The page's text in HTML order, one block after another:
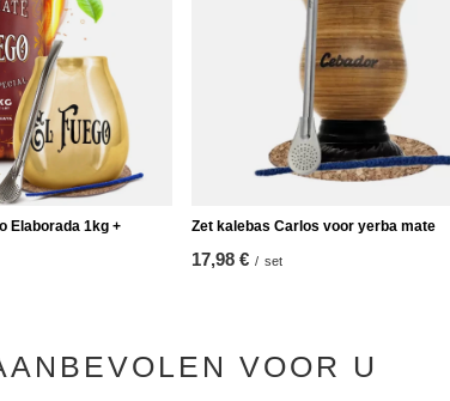
Elaborada 1kg +
Zet kalebas Carlos voor yerba mate
17,98 € / set
VOOR U